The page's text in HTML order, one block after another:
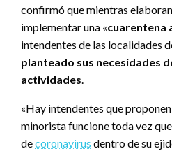
confirmó que mientras
implementar una «cuarentena
intendentes de las localidades
planteado sus necesidades
actividades.
«Hay intendentes que
minorista funcione toda vez
decoronavirus dentro de su